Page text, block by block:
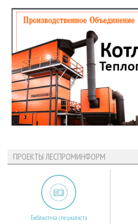
ПРОЕКТЫ ЛЕСПРОМИНФОРМ
Библиотека специалиста